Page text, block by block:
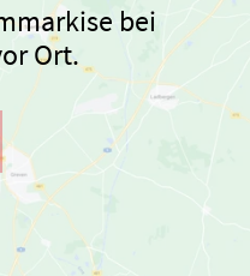
bei
Ort.